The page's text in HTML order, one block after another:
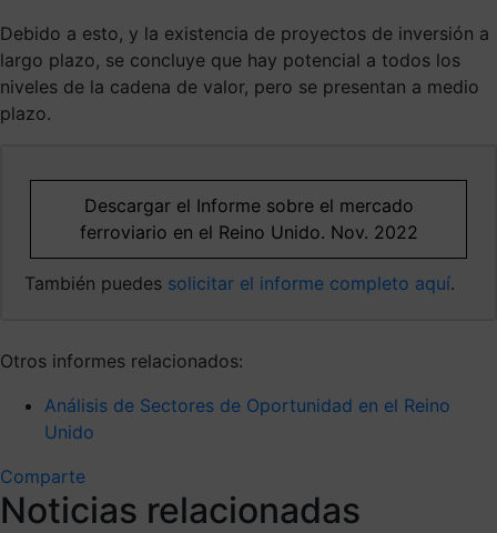
Debido a esto, y la existencia de proyectos de inversión a
largo plazo, se concluye que hay potencial a todos los
niveles de la cadena de valor, pero se presentan a medio
plazo.
Descargar el Informe sobre el mercado
ferroviario en el Reino Unido. Nov. 2022
También puedes solicitar el informe completo aquí.
Otros informes relacionados:
Análisis de Sectores de Oportunidad en el Reino
Unido
Comparte
Noticias relacionadas